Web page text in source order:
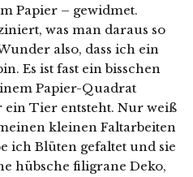
Papier – gewidmet.
was man daraus so
also, dass ich ein
Es ist fast ein bisschen
Papier-Quadrat
Tier entsteht. Nur weiß
kleinen Faltarbeiten
ich Blüten gefaltet und sie
hübsche filigrane Deko,